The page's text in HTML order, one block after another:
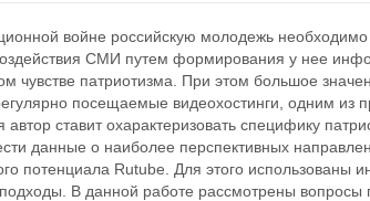
войне российскую молодежь необходимо
СМИ путем формирования у нее
чувстве патриотизма. При этом большое
посещаемые видеохостинги, одним из
ставит охарактеризовать специфику
данные о наиболее перспективных
потенциала Rutube. Для этого использованы
В данной работе рассмотрены вопросы